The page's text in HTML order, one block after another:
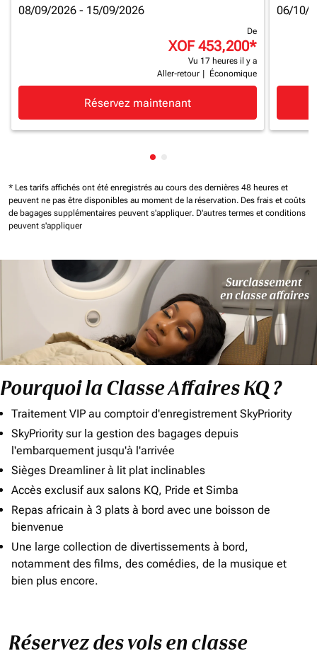
08/09/2026 - 15/09/2026
De
XOF 453,200*
Vu 17 heures il y a
Aller-retour
Économique
Réservez maintenant
06/10/
Affichage de cmp-pagination-
* Les tarifs affichés ont été enregistrés au cours des dernières 48 heures et
peuvent ne pas être disponibles au moment de la réservation. Des frais et coûts
de bagages supplémentaires peuvent s'appliquer. D'autres termes et conditions
peuvent s'appliquer
Pourquoi la Classe Affaires KQ ?
Traitement VIP au comptoir d'enregistrement SkyPriority
SkyPriority sur la gestion des bagages depuis
l'embarquement jusqu'à l'arrivée
Sièges Dreamliner à lit plat inclinables
Accès exclusif aux salons KQ, Pride et Simba
Repas africain à 3 plats à bord avec une boisson de
bienvenue
Une large collection de divertissements à bord,
notamment des films, des comédies, de la musique et
bien plus encore.
Réservez des vols en classe